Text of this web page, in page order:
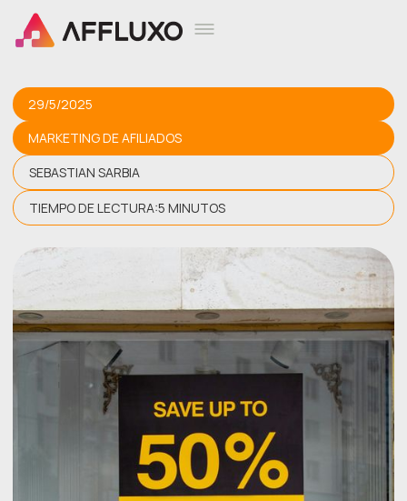
29/5/2025
MARKETING DE AFILIADOS
SEBASTIAN SARBIA
TIEMPO DE LECTURA:5 MINUTOS